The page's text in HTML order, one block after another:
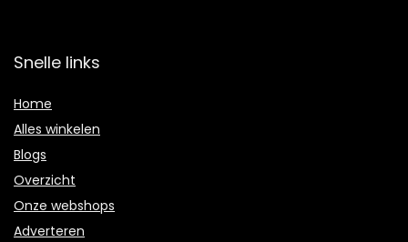
Snelle links
Home
Alles winkelen
Blogs
Overzicht
Onze webshops
Adverteren